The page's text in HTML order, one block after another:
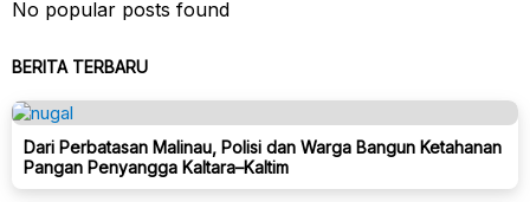
No popular posts found
BERITA TERBARU
Dari Perbatasan Malinau, Polisi dan Warga Bangun Ketahanan
Pangan Penyangga Kaltara–Kaltim